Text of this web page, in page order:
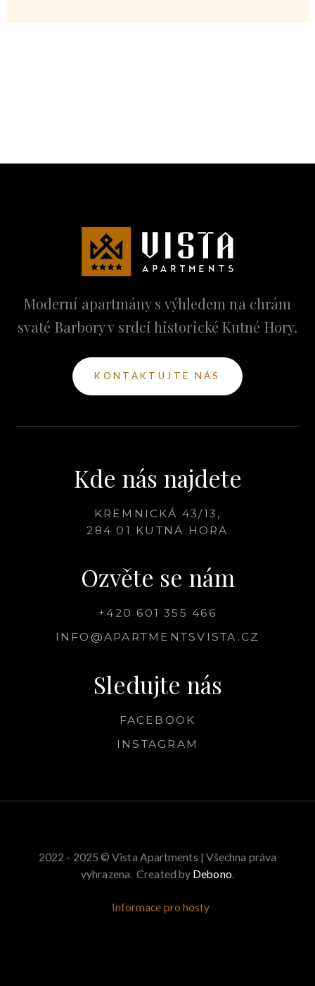
Moderní apartmány s výhledem na chrám
svaté Barbory v srdci historické Kutné Hory.
KONTAKTUJTE NÁS
Kde nás najdete
KREMNICKÁ 43/13,
284 01 KUTNÁ HORA
Ozvěte se nám
+420 601 355 466
INFO@APARTMENTSVISTA.CZ
Sledujte nás
FACEBOOK
INSTAGRAM
2022 - 2025 © Vista Apartments | Všechna práva
vyhrazena. Created by Debono.
Informace pro hosty